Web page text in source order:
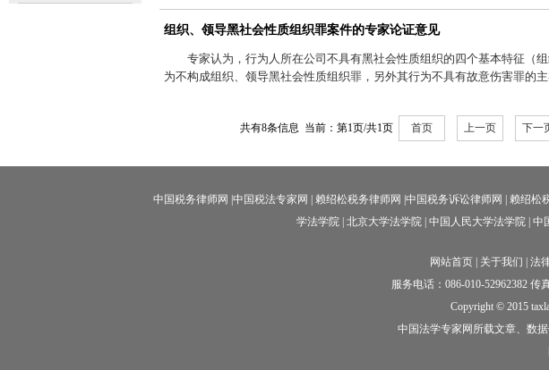
组织、领导黑社会性质组织罪案件的专家论证意见
专家认为，行为人所在公司不具有黑社会性质组织的四个基本特征（
为不构成组织、领导黑社会性质组织罪，另外其行为不具有故意伤害罪的
共有8条信息 当前：第1页/共1页 首页 上一页 下一
中国税务律师网 中国税法专家网 赖绍松税务律师网 |中国税务诉讼律师网 赖绍松
学法学院 北京大学法学院| 中国人民大学法学院 中
网站首页 关于我们 法
服务电话：086-010-52962382 传
Copyright © 2015
中国法学专家网所载文章、数